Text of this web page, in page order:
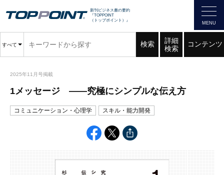
新刊ビジネス書の要約
『TOPPOINT
（トップポイント）』
すべて 検索
詳細
検索
コンテンツ
2025年11月号掲載
1メッセージ ――究極にシンプルな伝え方
コミュニケーション・心理学 スキル・能力開発